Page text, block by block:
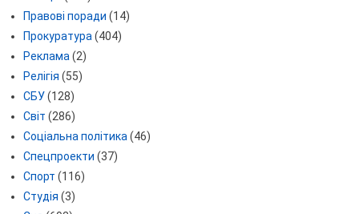
Правові поради (14)
Прокуратура(404)
Реклама(2)
Релігія (55)
СБУ(128)
Світ (286)
Соціальна політика(46)
Спецпроекти (37)
Спорт (116)
Студія (3)